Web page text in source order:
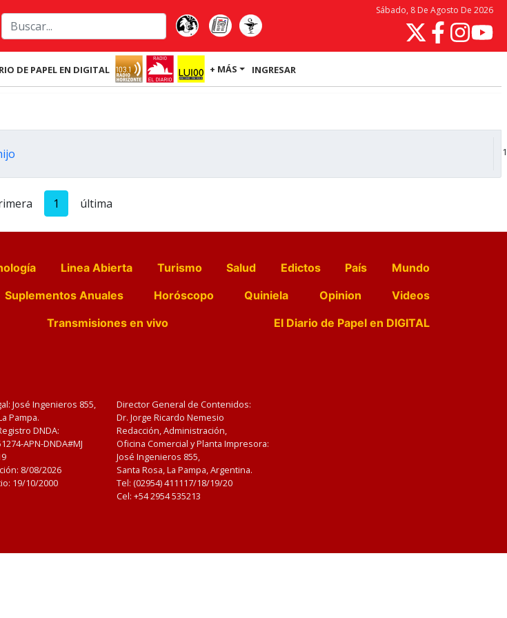
Sábado, 8 De Agosto De 2026
DE PAPEL EN DIGITAL + MÁS INGRESAR
1 última
Linea Abierta Turismo Salud Edictos País
Mundo
Suplementos Anuales Horóscopo Quiniela Opinion
Videos
Transmisiones en vivo El Diario de Papel en DIGITAL
José Ingenieros 855,
Pampa.
DNDA:
APN-DNDA#MJ
8/08/2026
19/10/2000
Director General de Contenidos:
Dr. Jorge Ricardo Nemesio
Redacción, Administración,
Oficina Comercial y Planta Impresora:
José Ingenieros 855,
Santa Rosa, La Pampa, Argentina.
Tel: (02954) 411117/18/19/20
Cel: +54 2954 535213